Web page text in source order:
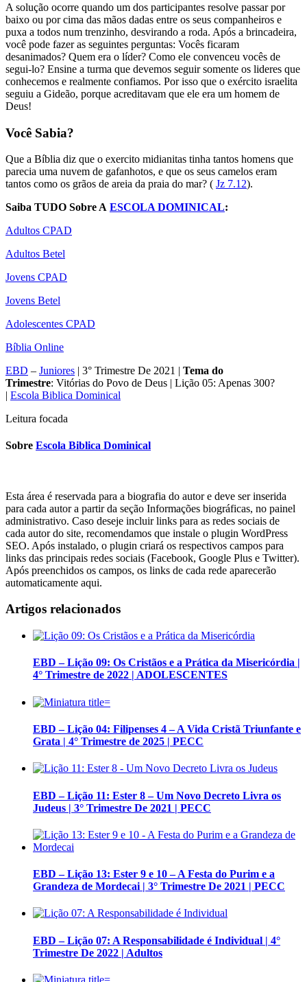
A solução ocorre quando um dos participantes resolve passar por
baixo ou por cima das mãos dadas entre os seus companheiros e
puxa a todos num trenzinho, desvirando a roda. Após a brincadeira,
você pode fazer as seguintes perguntas: Vocês ficaram
desanimados? Quem era o líder? Como ele convenceu vocês de
segui-lo? Ensine a turma que devemos seguir somente os lideres que
conhecemos e realmente confiamos. Por isso que o exército israelita
seguiu a Gideão, porque acreditavam que ele era um homem de
Deus!
Você Sabia?
Que a Bíblia diz que o exercito midianitas tinha tantos homens que
parecia uma nuvem de gafanhotos, e que os seus camelos eram
tantos como os grãos de areia da praia do mar? ( Jz 7.12).
Saiba TUDO Sobre A ESCOLA DOMINICAL:
Adultos CPAD
Adultos Betel
Jovens CPAD
Jovens Betel
Adolescentes CPAD
Bíblia Online
EBD – Juniores | 3° Trimestre De 2021 | Tema do
Trimestre: Vitórias do Povo de Deus | Lição 05: Apenas 300?
| Escola Biblica Dominical
Leitura focada
Sobre Escola Biblica Dominical
Esta área é reservada para a biografia do autor e deve ser inserida
para cada autor a partir da seção Informações biográficas, no painel
administrativo. Caso deseje incluir links para as redes sociais de
cada autor do site, recomendamos que instale o plugin WordPress
SEO. Após instalado, o plugin criará os respectivos campos para
links das principais redes sociais (Facebook, Google Plus e Twitter).
Após preenchidos os campos, os links de cada rede aparecerão
automaticamente aqui.
Artigos relacionados
EBD – Lição 09: Os Cristãos e a Prática da Misericórdia |
4° Trimestre de 2022 | ADOLESCENTES
EBD – Lição 04: Filipenses 4 – A Vida Cristã Triunfante e
Grata | 4° Trimestre de 2025 | PECC
EBD – Lição 11: Ester 8 – Um Novo Decreto Livra os
Judeus | 3° Trimestre De 2021 | PECC
EBD – Lição 13: Ester 9 e 10 – A Festa do Purim e a
Grandeza de Mordecai | 3° Trimestre De 2021 | PECC
EBD – Lição 07: A Responsabilidade é Individual | 4°
Trimestre De 2022 | Adultos